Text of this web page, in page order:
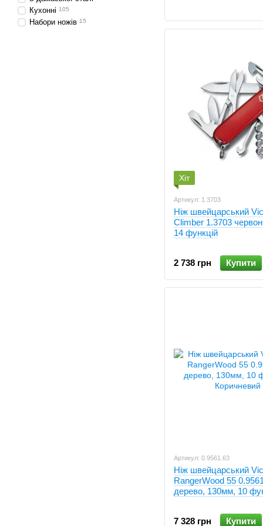
Хіт
Артикул: 1.3703
Ніж швейцарський
Climber 1.3703
14 функцій
2 738 грн Купити
Артикул: 0.9561.63
Ніж швейцарський
RangerWood 55
дерево, 130мм, 10
7 328 грн Купити
Кухонні 105
Набори ножів 15